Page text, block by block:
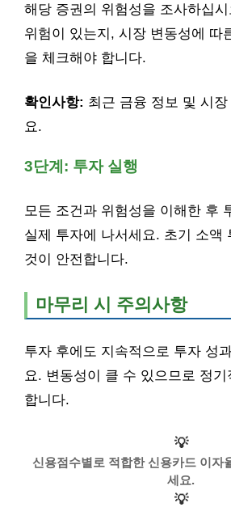
해당 증권의 위험성을 조사하십
위험이 있는지, 시장 변동성에 따
을 체크해야 합니다.
확인사항: 최근 금융 정보 및 시
요.
3단계: 투자 실행
모든 조건과 위험성을 이해한 후
실제 투자에 나서세요. 초기 소액
것이 안전합니다.
마무리 시 주의사항
투자 후에도 지속적으로 투자 성
요. 변동성이 클 수 있으므로 정
합니다.
💡
신용점수별로 적합한 신용카드 이자
세요.
💡